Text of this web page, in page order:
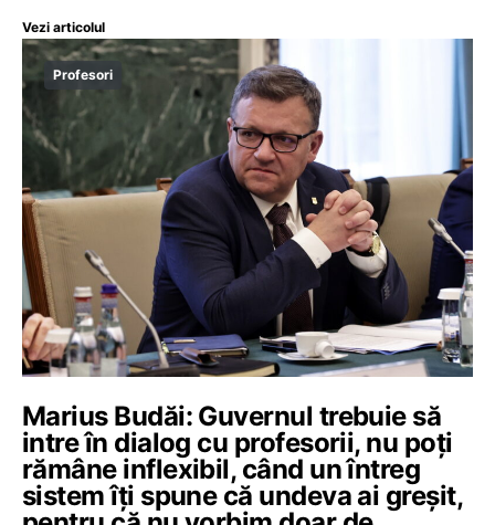
Vezi articolul
Profesori
Marius Budăi: Guvernul trebuie să
intre în dialog cu profesorii, nu poți
rămâne inflexibil, când un întreg
sistem îți spune că undeva ai greșit,